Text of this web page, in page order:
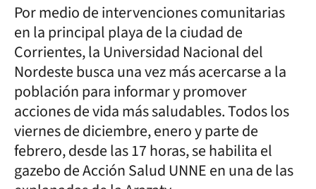
Por medio de intervenciones comunitarias
en la principal playa de la ciudad de
Corrientes, la Universidad Nacional del
Nordeste busca una vez más acercarse a la
población para informar y promover
acciones de vida más saludables. Todos los
viernes de diciembre, enero y parte de
febrero, desde las 17 horas, se habilita el
gazebo de Acción Salud UNNE en una de las